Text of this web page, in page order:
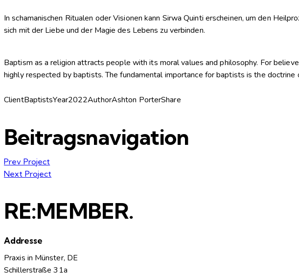
In schamanischen Ritualen oder Visionen kann Sirwa Quinti erscheinen, um den
sich mit der Liebe und der Magie des Lebens zu verbinden.
Baptism as a religion attracts people with its moral values and philosophy. For
highly respected by baptists. The fundamental importance for baptists is the
ClientBaptistsYear2022AuthorAshton PorterShare
Beitragsnavigation
Prev Project
Next Project
RE:MEMBER.
Addresse
Praxis in Münster, DE
Schillerstraße 31a